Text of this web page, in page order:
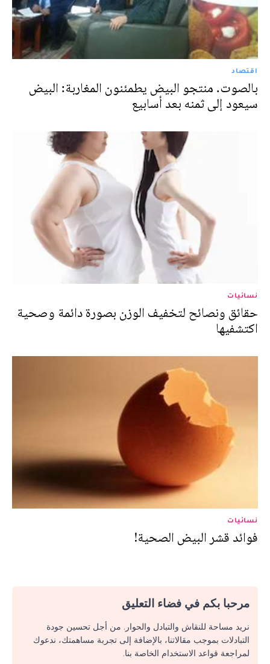
اقتصاد
بالصوت. منتجو البيض يطمئنون المغاربة: البيض
سيعود إلى ثمنه بعد أسابيع
نسائيات
حقائق ونصائح لتخفيف الوزن بصورة دائمة وصحية
اكتشفيها
نسائيات
فوائد قشر البيض الصحية!
مرحبا بكم في فضاء التعليق
نريد مساحة للنقاش والتبادل والحوار. من أجل تحسين جودة
التبادلات بموجب مقالاتنا، بالإضافة إلى تجربة مساهمتك، ندعوك
لمراجعة قواعد الاستخدام الخاصة بنا.